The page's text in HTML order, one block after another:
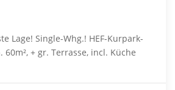
Lage! Single-Whg.! HEF-Kurpark-
60m², + gr. Terrasse, incl. Küche